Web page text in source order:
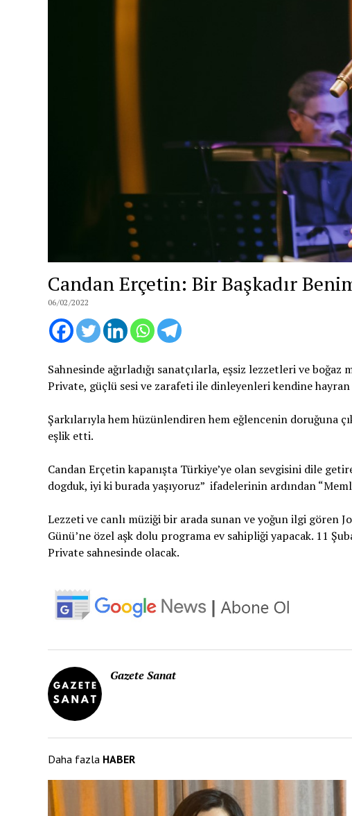
Candan Erçetin: Bir Başkadır
06/02/2022
Sahnesinde ağırladığı sanatçılarla, eşsiz lezzetleri ve
Private, güçlü sesi ve zarafeti ile dinleyenleri kendine hayran
Şarkılarıyla hem hüzünlendiren hem eğlencenin doruğuna
eşlik etti.
Candan Erçetin kapanışta Türkiye’ye olan sevgisini dile
dogduk, iyi ki burada yaşıyoruz” ifadelerinin ardından
Lezzeti ve canlı müziği bir arada sunan ve yoğun ilgi gören
Günü’ne özel aşk dolu programa ev sahipliği yapacak. 11
Private sahnesinde olacak.
Gazete Sanat
Daha fazla HABER